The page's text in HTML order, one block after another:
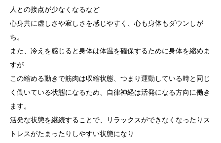
人との接点が少なくなるなど
心身共に虚しさや寂しさを感じやすく、心も身体もダウンしが
ち。
また、冷えを感じると身体は体温を確保するために身体を縮めま
すが
この縮める動きで筋肉は収縮状態、つまり運動している時と同じ
く働いている状態になるため、自律神経は活発になる方向に働き
ます。
活発な状態を継続することで、リラックスができなくなったりス
トレスがたまったりしやすい状態になり